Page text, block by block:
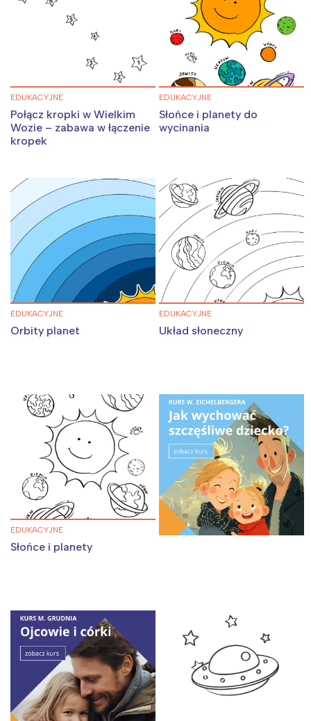
EDUKACYJNE
Połącz kropki w Wielkim
Wozie – zabawa w łączenie
kropek
EDUKACYJNE
Słońce i planety do
wycinania
EDUKACYJNE
Orbity planet
EDUKACYJNE
Układ słoneczny
EDUKACYJNE
Słońce i planety